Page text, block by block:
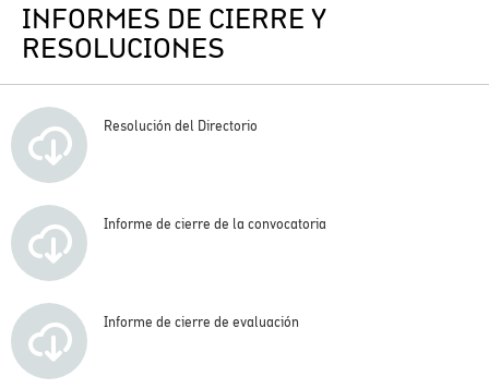
INFORMES DE CIERRE Y
RESOLUCIONES
Resolución del Directorio
Informe de cierre de la convocatoria
Informe de cierre de evaluación